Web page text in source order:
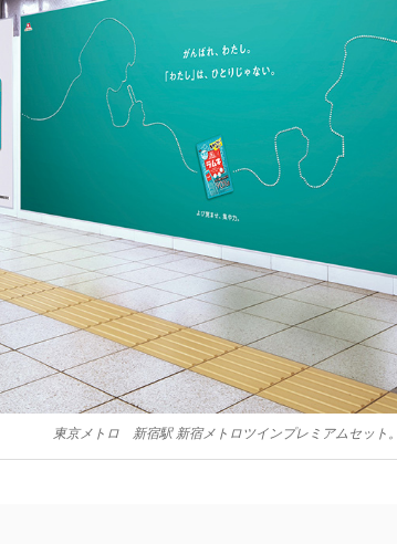
東京メトロ 新宿駅 新宿メトロツインプレミアムセット。